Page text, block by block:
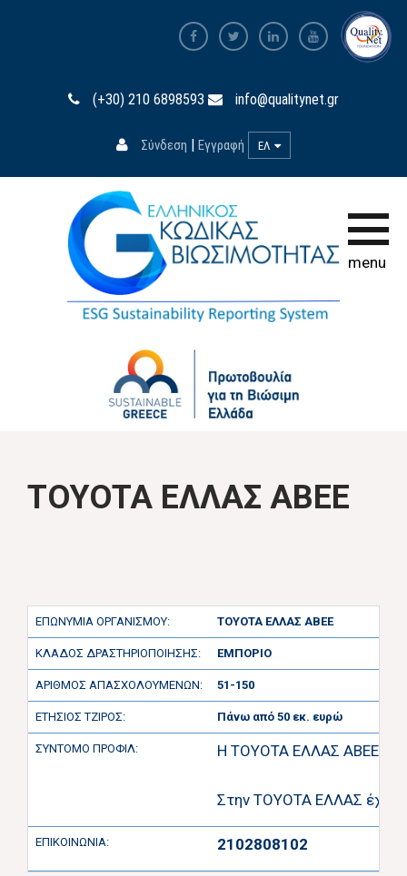
Αρχική σελίδα
Ο Κώδικας
Εκπαίδευση
Βάση Δεδομένων
(+30) 210 6898593 info@qualitynet.gr
Σύνδεση Εγγραφή ΕΛ
menu
TOYOTA ΕΛΛΑΣ ΑΒΕΕ
ΕΠΩΝΥΜΙΑ ΟΡΓΑΝΙΣΜΟΥ: TOYOTA ΕΛΛΑΣ ΑΒΕΕ
ΚΛΑΔΟΣ ΔΡΑΣΤΗΡΙΟΠΟΙΗΣΗΣ: ΕΜΠΟΡΙΟ
ΑΡΙΘΜΟΣ ΑΠΑΣΧΟΛΟΥΜΕΝΩΝ: 51-150
ΕΤΗΣΙΟΣ ΤΖΙΡΟΣ: Πάνω από 50 εκ. ευρώ
ΣΥΝΤΟΜΟ ΠΡΟΦΙΛ: H TOYOTA ΕΛΛΑΣ ΑΒΕΕ
Στην TOYOTA ΕΛΛΑΣ
ΕΠΙΚΟΙΝΩΝΙΑ: 2102808102